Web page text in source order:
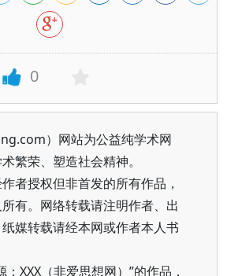
0
）网站为公益纯学术网
繁荣、塑造社会精神。
者授权但非首发的所有作品，
有。网络转载请注明作者、出
媒转载请经本网或作者本人书
：XXX（非爱思想网）”的作品，